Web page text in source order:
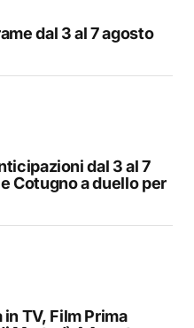
dal 3 al 7 agosto
dal 3 al 7
Cotugno a duello per
TV, Film Prima